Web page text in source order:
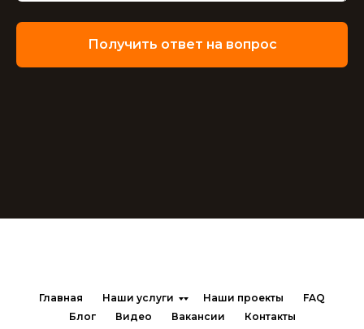
Получить ответ на вопрос
Главная Наши услуги Наши проекты
FAQ
Блог
Видео Вакансии Контакты